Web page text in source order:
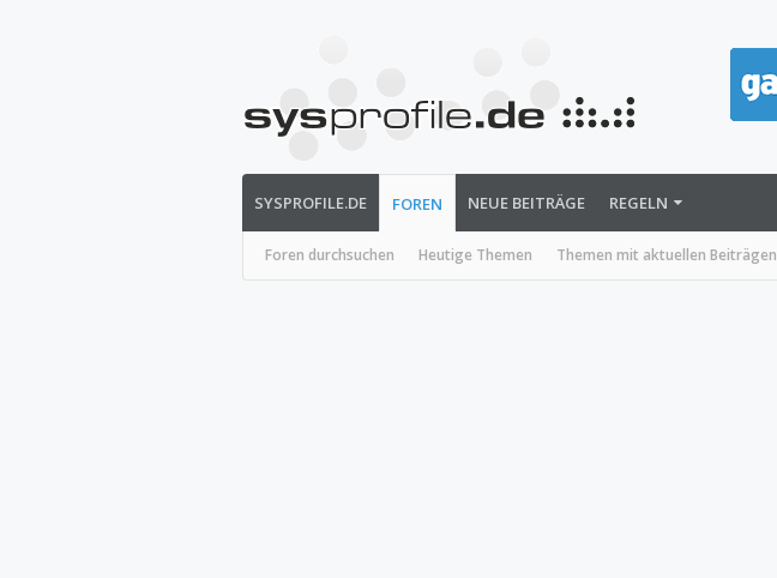
SYSPROFILE.DE FOREN
Foren durchsuchen Heutige Themen Themen mit aktuellen Beiträgen
NEUE BEITRÄGE REGELN